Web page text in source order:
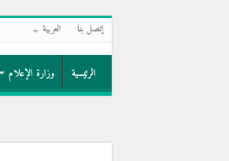
إتصل بنا العربية
الرئيسية وزارة الإعلام